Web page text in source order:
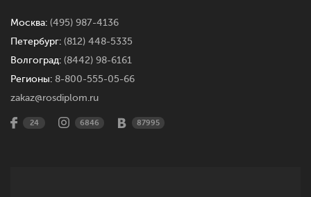
Москва: (495) 987-4136
Петербург: (812) 448-5335
Волгоград: (8442) 98-6161
Регионы: 8-800-555-05-66
zakaz@rosdiplom.ru
24 6846 87995